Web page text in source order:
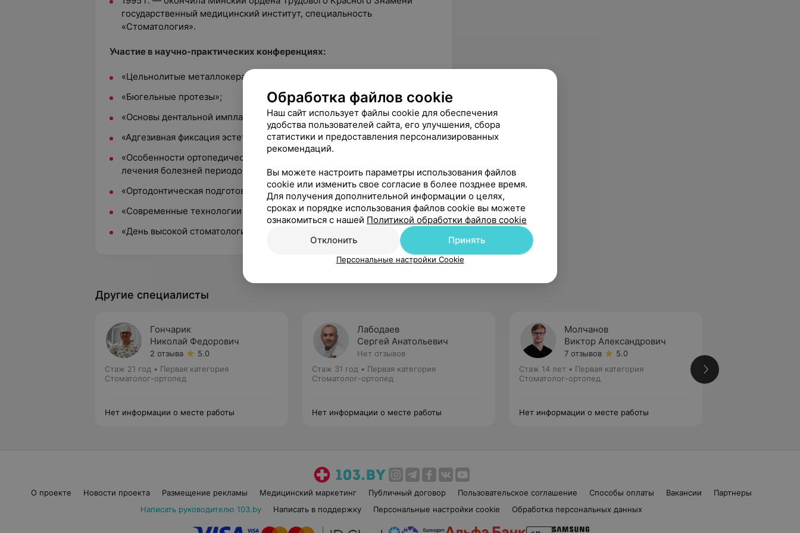
государственный медицинский институт, специальность
«Стоматология».
Участие в научно-практических конференциях:
«Цельнолитые металлокерамические несъёмные протезы»;
«Бюгельные протезы»;
«Основы дентальной имплантации»;
«Адгезивная фиксация эстетических конструкций»;
«Особенности ортопедического, ортодонтического и хирургического
лечения болезней периодонта»;
«Ортодонтическая подготовка на этапах ортопедического лечения»;
«Современные технологии в клинике ортопедической стоматологии»;
«День высокой стоматологии в РБ» .
Другие специалисты
Гончарик
Николай Федорович
2 отзыва
5.0
Стаж 21 год • Первая категория
Стоматолог-ортопед
Нет информации о месте работы
Лабодаев
Сергей Анатольевич
Нет отзывов
Стаж 31 год • Первая категория
Стоматолог-ортопед
Нет информации о месте работы
Молчанов
Виктор Александрович
7 отзывов
5.0
Стаж 14 лет • Первая категория
Стоматолог-ортопед
Нет информации о месте работы
О проекте Новости проекта Размещение рекламы Медицинский маркетинг Публичный договор Пользовательское соглашение Способы оплаты Вакансии
Партнеры
Написать руководителю 103.by
Написать в поддержку Персональные настройки cookie Обработка персональных данных
Обработка файлов cookie
Наш сайт использует файлы cookie для обеспечения
удобства пользователей сайта, его улучшения, сбора
статистики и предоставления персонализированных
рекомендаций.
Вы можете настроить параметры использования файлов
cookie или изменить свое согласие в более позднее время.
Для получения дополнительной информации о целях,
сроках и порядке использования файлов cookie вы можете
ознакомиться с нашей Политикой обработки файлов cookie
Отклонить
Принять
Персональные настройки Cookie